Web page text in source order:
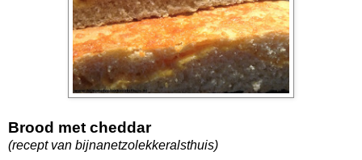
Brood met cheddar
(recept van bijnanetzolekkeralsthuis)